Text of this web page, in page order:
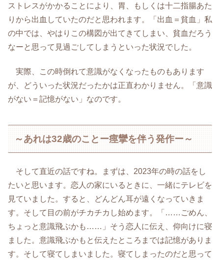
ストレスがかかることにより、胃、もしくは十二指腸あた
りから出血していたのだと思われます。「出血＝貧血」私
の中では、やはりこの構図が出てきてしまい、貧血だろう
なーと思って見過ごしてしまうといった状況でした。
実際、この時倒れて意識がなくなったものもあります
が、どういった状況だったかは正直わかりません。「意識
がない＝記憶がない」なのです。
～あれは32歳のことー痙攣を伴う発作ー～
そして直近の話ですね。まずは、2023年の時の話をし
たいと思います。恋人の家にいるときに、一緒にテレビを
見ていました。すると、どんどん耳が遠くなっていきま
す。そして目の前がチカチカし始めます。「……ごめん、
ちょっと意識飛ぶかも……」そう恋人に伝え、仰向けに寝
ました。意識飛ぶかもと伝えたところまでは記憶がありま
す。そして寝てしまいました。寝てしまったのだと思って